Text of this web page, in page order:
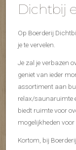
Dichtbij
Op Boerderij
je te vervelen.
Je zal je verbazen
geniet van ieder
assortiment aan
relax/saunaruimte
biedt ruimte voor
mogelijkheden voor
Kortom, bij